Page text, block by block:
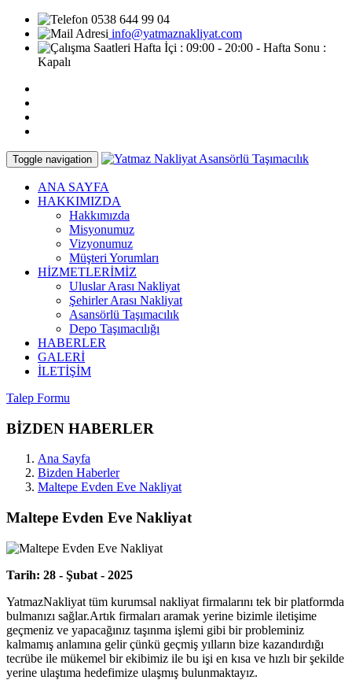
0538 644 99 04
info@yatmaznakliyat.com
Hafta İçi : 09:00 - 20:00 - Hafta Sonu :
Kapalı
Toggle navigation
ANA SAYFA
HAKKIMIZDA
Hakkımızda
Misyonumuz
Vizyonumuz
Müşteri Yorumları
HİZMETLERİMİZ
Uluslar Arası Nakliyat
Şehirler Arası Nakliyat
Asansörlü Taşımacılık
Depo Taşımacılığı
HABERLER
GALERİ
İLETİŞİM
Talep Formu
BİZDEN HABERLER
Ana Sayfa
Bizden Haberler
Maltepe Evden Eve Nakliyat
Maltepe Evden Eve Nakliyat
Tarih: 28 - Şubat - 2025
YatmazNakliyat tüm kurumsal nakliyat firmalarını tek bir platformda
bulmanızı sağlar.Artık firmaları aramak yerine bizimle iletişime
geçmeniz ve yapacağınız taşınma işlemi gibi bir probleminiz
kalmamış anlamına gelir çünkü geçmiş yılların bize kazandırdığı
tecrübe ile mükemel bir ekibimiz ile bu işi en kısa ve hızlı bir şekilde
yerine ulaştıma hedefimize ulaşmış bulunmaktayız.